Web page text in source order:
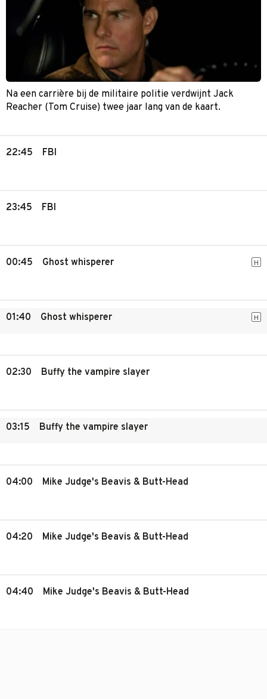
Na een carrière bij de militaire politie verdwijnt Jack
Reacher (Tom Cruise) twee jaar lang van de kaart.
22:45 FBI
23:45 FBI
00:45 Ghost whisperer H
01:40 Ghost whisperer H
02:30 Buffy the vampire slayer
03:15 Buffy the vampire slayer
04:00 Mike Judge's Beavis & Butt-Head
04:20 Mike Judge's Beavis & Butt-Head
04:40 Mike Judge's Beavis & Butt-Head